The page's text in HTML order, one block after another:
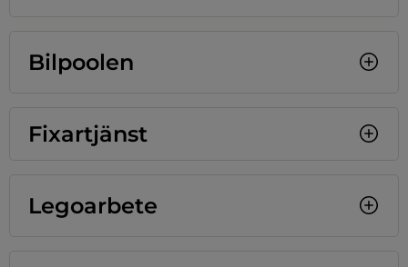
Bilpoolen
Fixartjänst
Legoarbete